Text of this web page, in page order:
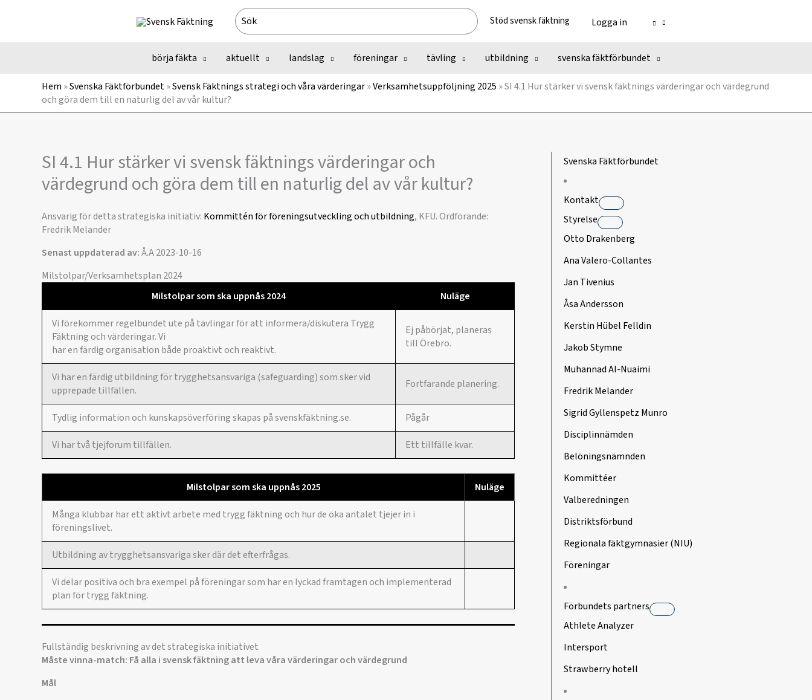
Search
for:
Stöd svensk fäktning Logga in
börja fäkta aktuellt landslag föreningar tävling utbildning svenska fäktförbundet
Hem »Svenska Fäktförbundet»Svensk Fäktnings strategi och våra värderingar»Verksamhetsuppföljning 2025 »SI 4.1 Hur stärker vi svensk fäktnings värderingar och värdegrund
och göra dem till en naturlig del av vår kultur?
SI 4.1 Hur stärker vi svensk fäktnings värderingar och
värdegrund och göra dem till en naturlig del av vår kultur?
Ansvarig för detta strategiska initiativ: Kommittén för föreningsutveckling och utbildning, KFU. Ordförande:
Fredrik Melander
Senast uppdaterad av:Å.A 2023-10-16
Milstolpar/Verksamhetsplan 2024
Milstolpar som ska uppnås 2024
Nuläge
Vi förekommer regelbundet ute på tävlingar för att informera/diskutera Trygg
Fäktning och värderingar. Vi
har en färdig organisation både proaktivt och reaktivt.
Ej påbörjat, planeras
till Örebro.
Vi har en färdig utbildning för trygghetsansvariga (safeguarding) som sker vid
upprepade tillfällen.
Fortfarande planering.
Tydlig information och kunskapsöverföring skapas på svenskfäktning.se. Pågår
Vi har två tjejforum tillfällen. Ett tillfälle kvar.
Milstolpar som ska uppnås 2025 Nuläge
Många klubbar har ett aktivt arbete med trygg fäktning och hur de öka antalet tjejer in i
föreningslivet.
Utbildning av trygghetsansvariga sker där det efterfrågas.
Vi delar positiva och bra exempel på föreningar som har en lyckad framtagen och implementerad
plan för trygg fäktning.
Fullständig beskrivning av det strategiska initiativet
Måste vinna-match: Få alla i svensk fäktning att leva våra värderingar och värdegrund
Mål
Svenska Fäktförbundet
Kontakt
Styrelse
Otto Drakenberg
Ana Valero-Collantes
Jan Tivenius
Åsa Andersson
Kerstin Hübel Felldin
Jakob Stymne
Muhannad Al-Nuaimi
Fredrik Melander
Sigrid Gyllenspetz Munro
Disciplinnämden
Belöningsnämnden
Kommittéer
Valberedningen
Distriktsförbund
Regionala fäktgymnasier (NIU)
Föreningar
Förbundets partners
Athlete Analyzer
Intersport
Strawberry hotell